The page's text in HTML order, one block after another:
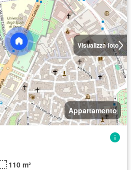
Visualizza foto
Appartamento
110 m²